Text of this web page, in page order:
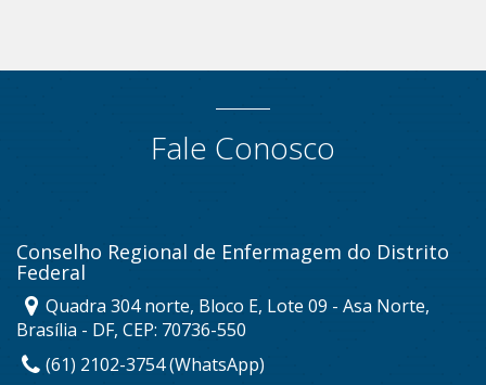
Fale Conosco
Conselho Regional de Enfermagem do Distrito
Federal
Quadra 304 norte, Bloco E, Lote 09 - Asa Norte,
Brasília - DF, CEP: 70736-550
(61) 2102-3754 (WhatsApp)